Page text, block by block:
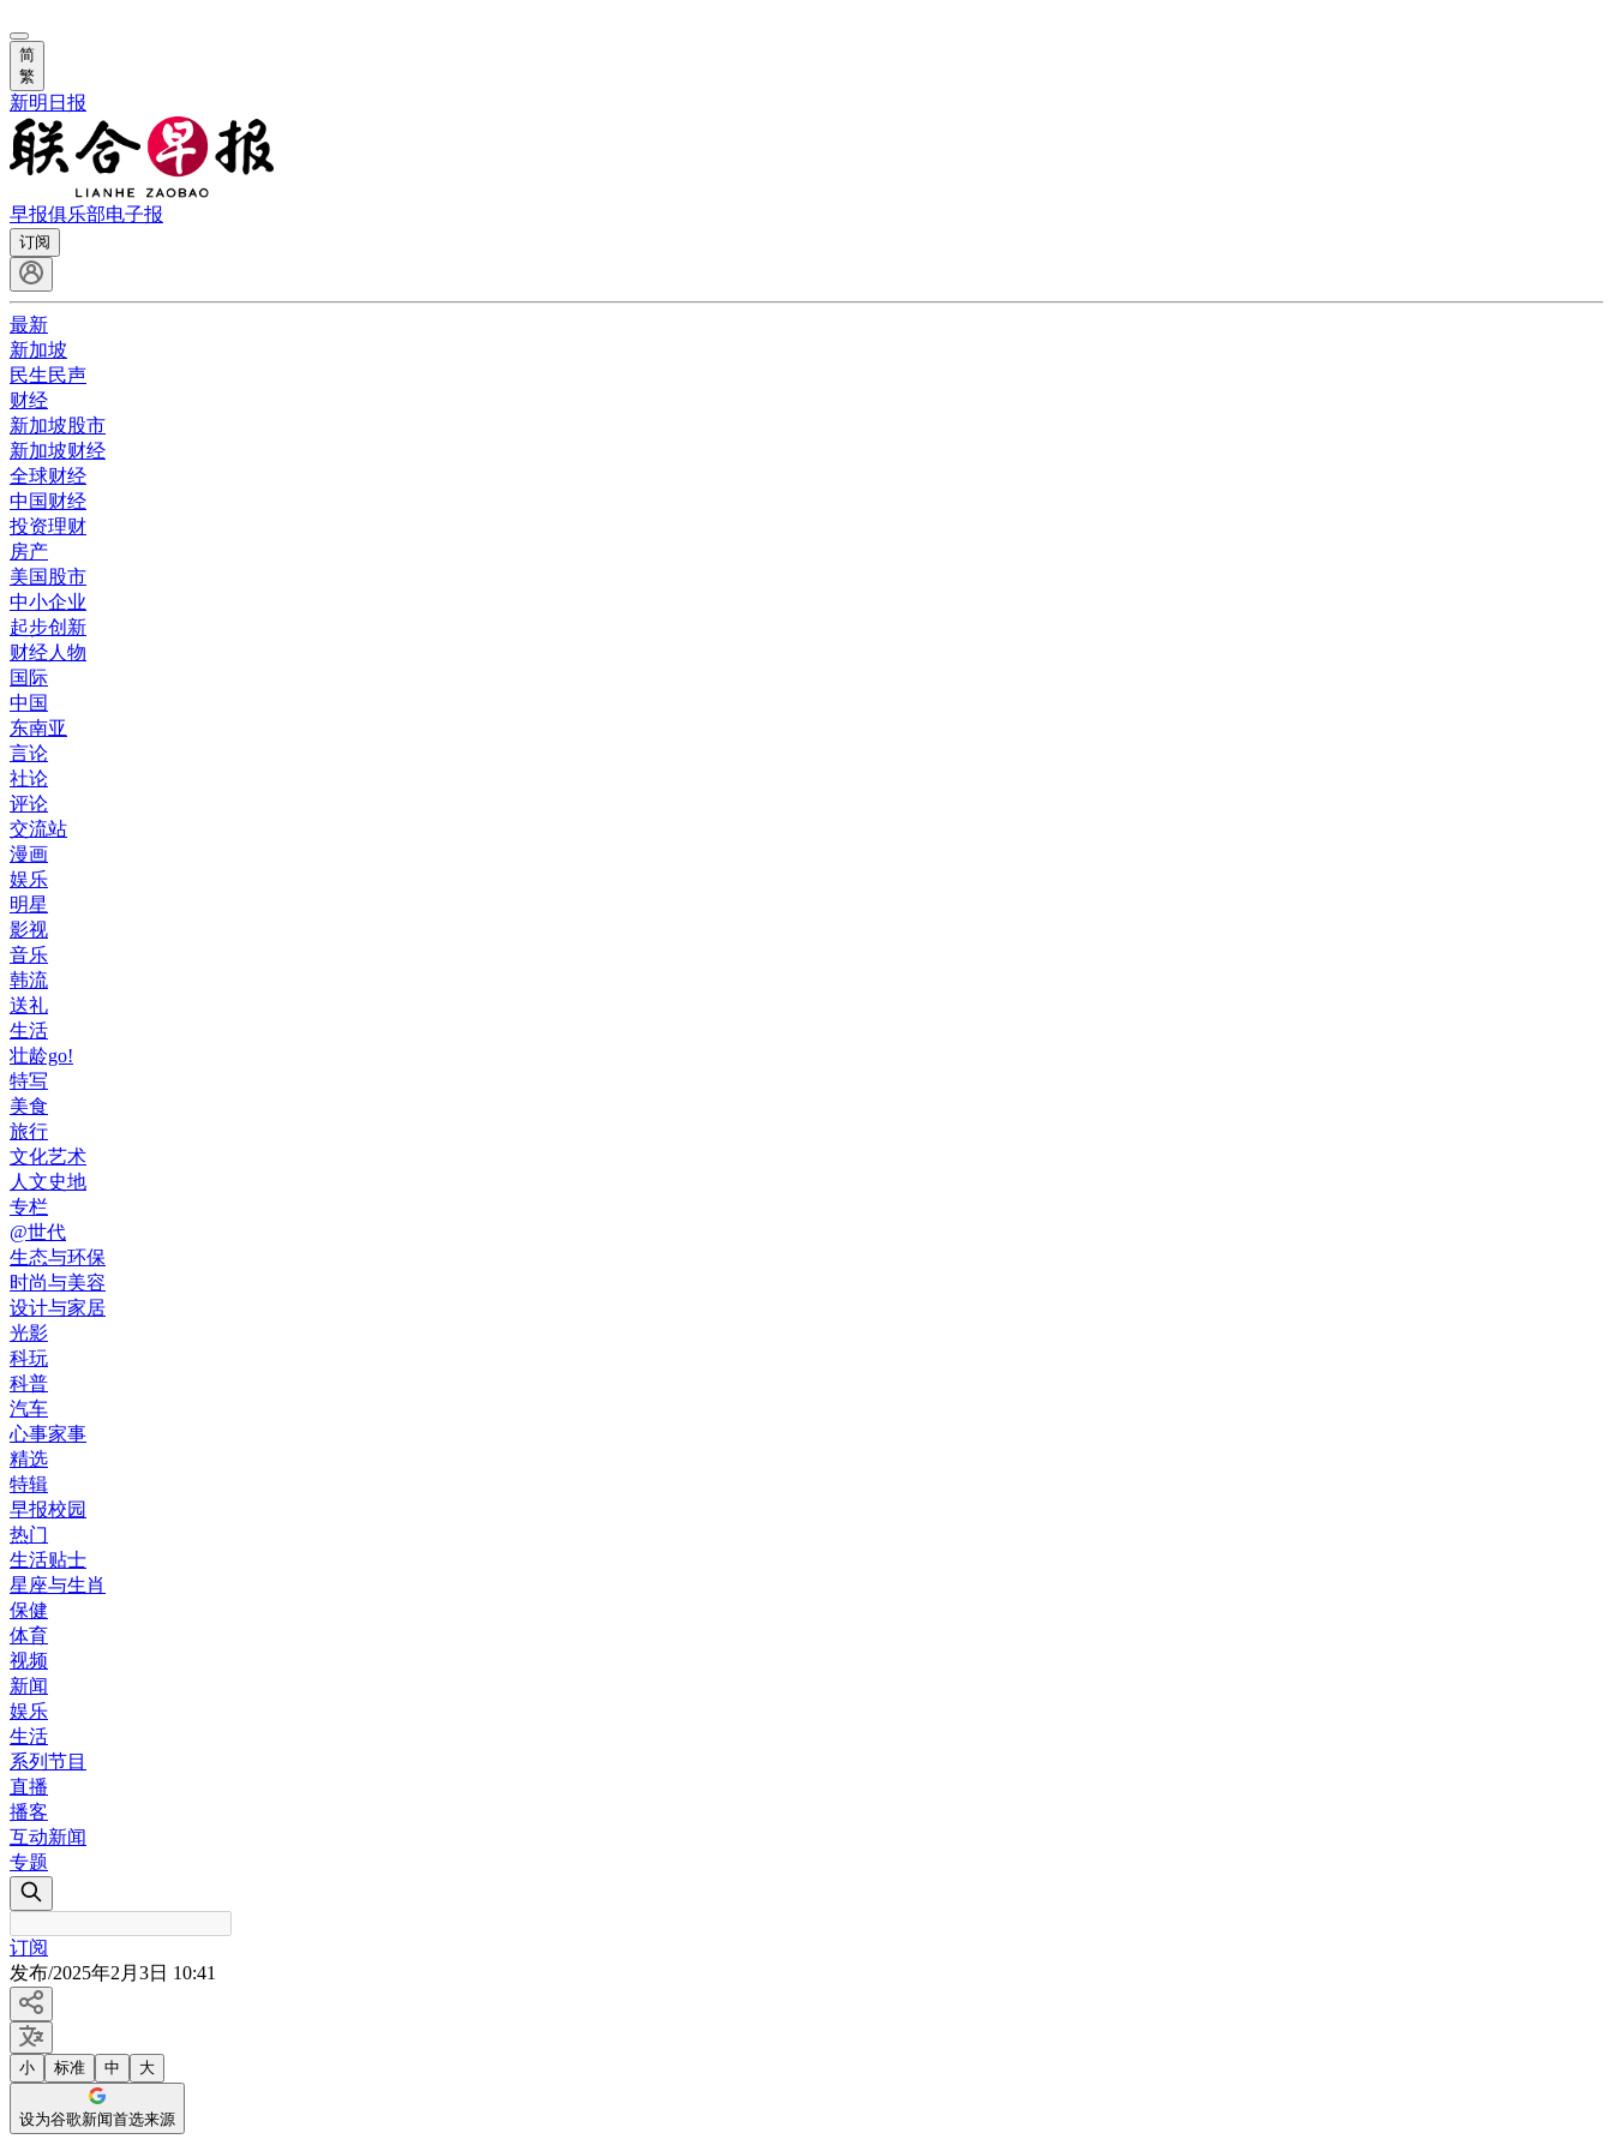
简
繁
新明日报
早报俱乐部电子报
订阅
最新
新加坡
民生民声
财经
新加坡股市
新加坡财经
全球财经
中国财经
投资理财
房产
美国股市
中小企业
起步创新
财经人物
国际
中国
东南亚
言论
社论
评论
交流站
漫画
娱乐
明星
影视
音乐
韩流
送礼
生活
壮龄go!
特写
美食
旅行
文化艺术
人文史地
专栏
@世代
生态与环保
时尚与美容
设计与家居
光影
科玩
科普
汽车
心事家事
精选
特辑
早报校园
热门
生活贴士
星座与生肖
保健
体育
视频
新闻
娱乐
生活
系列节目
直播
播客
互动新闻
专题
订阅
发布/2025年2月3日 10:41
小 标准 中 大
设为谷歌新闻首选来源